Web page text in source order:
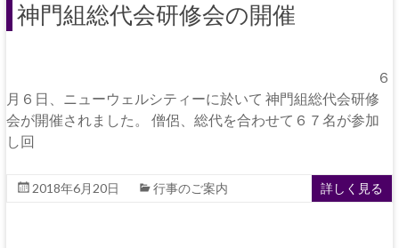
神門組総代会研修会の開催
６
月６日、ニューウェルシティーに於いて 神門組総代会研修
会が開催されました。 僧侶、総代を合わせて６７名が参加
し回
2018年6月20日 行事のご案内 詳しく見る